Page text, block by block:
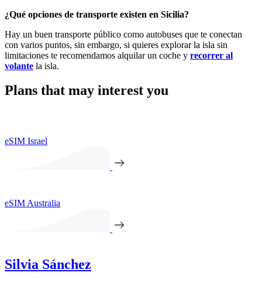
¿Qué opciones de transporte existen en Sicilia?
Hay un buen transporte público como autobuses que te conectan
con varios puntos, sin embargo, si quieres explorar la isla sin
limitaciones te recomendamos alquilar un coche y recorrer al
volante la isla.
Plans that may interest you
eSIM Israel
eSIM Australia
Silvia Sánchez